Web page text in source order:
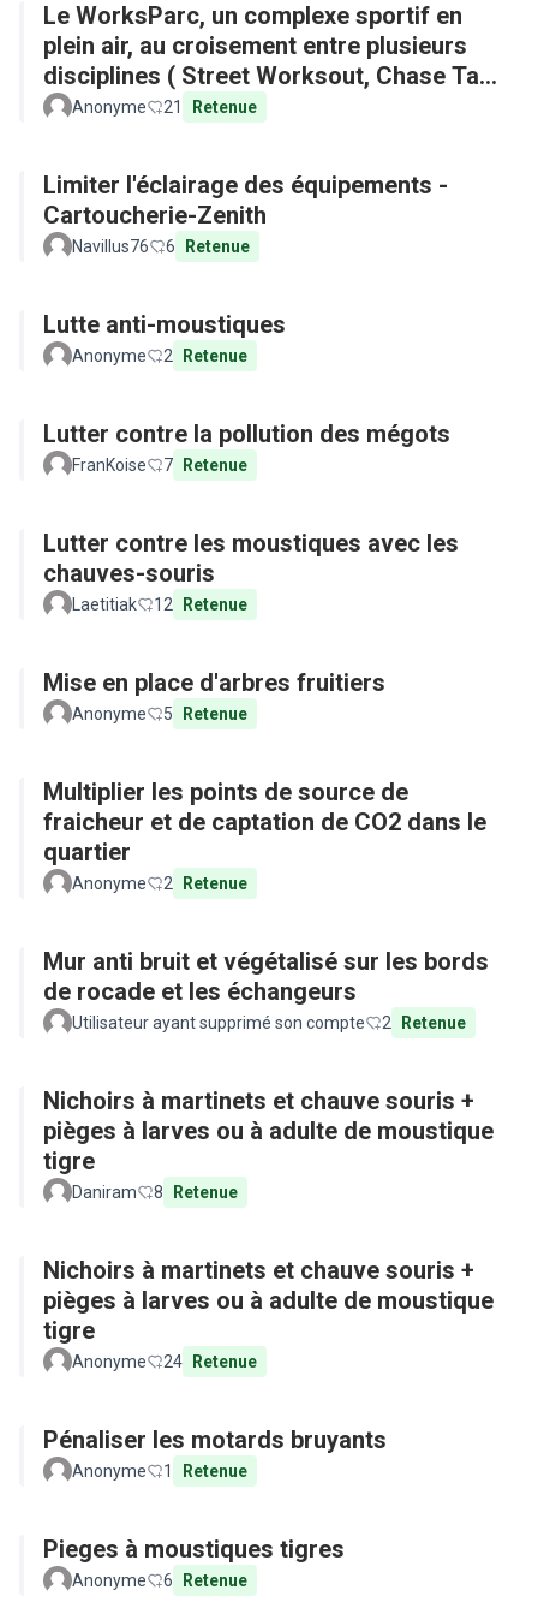
Le WorksParc, un complexe sportif en
plein air, au croisement entre plusieurs
disciplines ( Street Worksout, Chase Tag,
Parkour)
Anonyme 21 Retenue
Limiter l'éclairage des équipements -
Cartoucherie-Zenith
Navillus76 6 Retenue
Lutte anti-moustiques
Anonyme 2 Retenue
Lutter contre la pollution des mégots
FranKoise 7 Retenue
Lutter contre les moustiques avec les
chauves-souris
Laetitiak 12 Retenue
Mise en place d'arbres fruitiers
Anonyme 5 Retenue
Multiplier les points de source de
fraicheur et de captation de CO2 dans le
quartier
Anonyme 2 Retenue
Mur anti bruit et végétalisé sur les bords
de rocade et les échangeurs
Utilisateur ayant supprimé son compte 2 Retenue
Nichoirs à martinets et chauve souris +
pièges à larves ou à adulte de moustique
tigre
Daniram 8 Retenue
Nichoirs à martinets et chauve souris +
pièges à larves ou à adulte de moustique
tigre
Anonyme 24 Retenue
Pénaliser les motards bruyants
Anonyme 1 Retenue
Pieges à moustiques tigres
Anonyme 6 Retenue